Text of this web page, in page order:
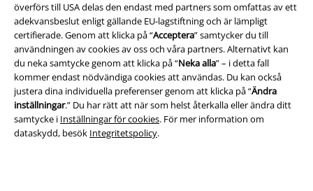
överförs till USA delas den endast med partners som omfattas av ett
adekvansbeslut enligt gällande EU-lagstiftning och är lämpligt
certifierade. Genom att klicka på “Acceptera” samtycker du till
användningen av cookies av oss och våra partners. Alternativt kan
du neka samtycke genom att klicka på “Neka alla” – i detta fall
kommer endast nödvändiga cookies att användas. Du kan också
justera dina individuella preferenser genom att klicka på “Ändra
inställningar.” Du har rätt att när som helst återkalla eller ändra ditt
samtycke i Inställningar för cookies. För mer information om
dataskydd, besök Integritetspolicy.
Om oss
Ladda ner villkoren
Avfallshantering och miljöskydd
Försäkran om överensstämmelse
Information om tillgänglighet